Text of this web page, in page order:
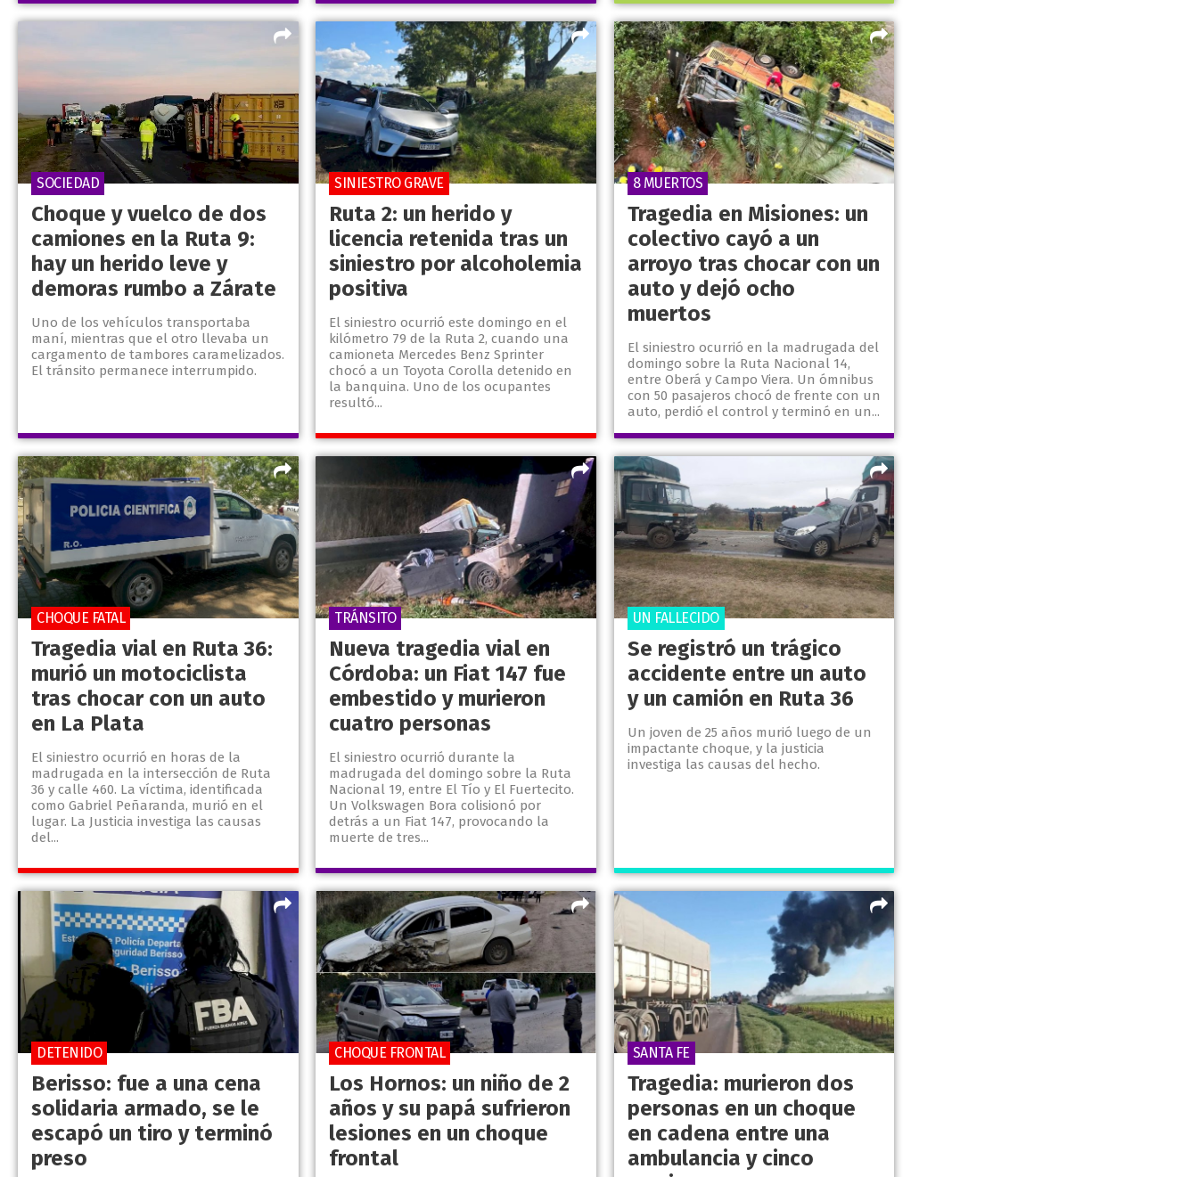
Choque y vuelco de dos
camiones en la Ruta 9:
hay un herido leve y
demoras rumbo a Zárate
Uno de los vehículos transportaba
maní, mientras que el otro llevaba un
cargamento de tambores caramelizados.
El tránsito permanece interrumpido.
SOCIEDAD
Ruta 2: un herido y
licencia retenida tras un
siniestro por alcoholemia
positiva
El siniestro ocurrió este domingo en el
kilómetro 79 de la Ruta 2, cuando una
camioneta Mercedes Benz Sprinter
chocó a un Toyota Corolla detenido en
la banquina. Uno de los ocupantes
resultó...
SINIESTRO GRAVE
Tragedia en Misiones: un
colectivo cayó a un
arroyo tras chocar con un
auto y dejó ocho
muertos
El siniestro ocurrió en la madrugada del
domingo sobre la Ruta Nacional 14,
entre Oberá y Campo Viera. Un ómnibus
con 50 pasajeros chocó de frente con un
auto, perdió el control y terminó en un...
8 MUERTOS
Tragedia vial en Ruta 36:
murió un motociclista
tras chocar con un auto
en La Plata
El siniestro ocurrió en horas de la
madrugada en la intersección de Ruta
36 y calle 460. La víctima, identificada
como Gabriel Peñaranda, murió en el
lugar. La Justicia investiga las causas
del...
CHOQUE FATAL
Nueva tragedia vial en
Córdoba: un Fiat 147 fue
embestido y murieron
cuatro personas
El siniestro ocurrió durante la
madrugada del domingo sobre la Ruta
Nacional 19, entre El Tío y El Fuertecito.
Un Volkswagen Bora colisionó por
detrás a un Fiat 147, provocando la
muerte de tres...
TRÁNSITO
Se registró un trágico
accidente entre un auto
y un camión en Ruta 36
Un joven de 25 años murió luego de un
impactante choque, y la justicia
investiga las causas del hecho.
UN FALLECIDO
Berisso: fue a una cena
solidaria armado, se le
escapó un tiro y terminó
preso
DETENIDO
Los Hornos: un niño de 2
años y su papá sufrieron
lesiones en un choque
frontal
CHOQUE FRONTAL
Tragedia: murieron dos
personas en un choque
en cadena entre una
ambulancia y cinco
SANTA FE